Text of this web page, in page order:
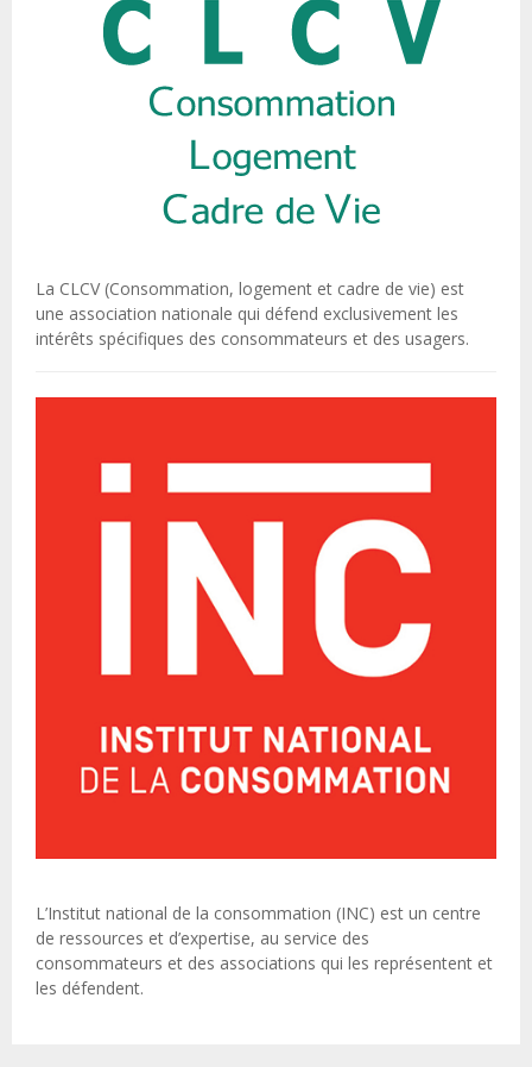
La CLCV (Consommation, logement et cadre de vie) est
une association nationale qui défend exclusivement les
intérêts spécifiques des consommateurs et des usagers.
L’Institut national de la consommation (INC) est un centre
de ressources et d’expertise, au service des
consommateurs et des associations qui les représentent et
les défendent.